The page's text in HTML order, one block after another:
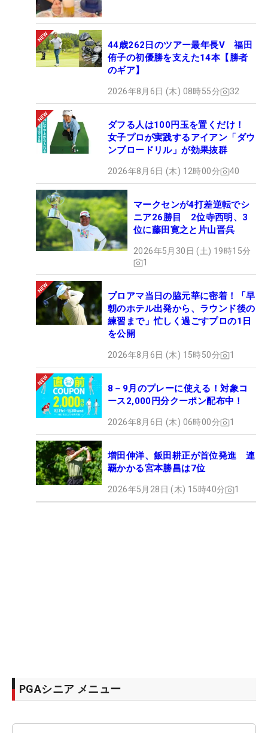
44歳262日のツアー最年長V 福田
侑子の初優勝を支えた14本【勝者
のギア】
2026年8月6日 (木) 08時55分 32
ダフる人は100円玉を置くだけ！
女子プロが実践するアイアン「ダウ
ンブロードリル」が効果抜群
2026年8月6日 (木) 12時00分 40
マークセンが4打差逆転でシ
ニア26勝目 2位寺西明、3
位に藤田寛之と片山晋呉
2026年5月30日 (土) 19時15分
1
プロアマ当日の脇元華に密着！「早
朝のホテル出発から、ラウンド後の
練習まで」忙しく過ごすプロの1日
を公開
2026年8月6日 (木) 15時50分 1
8－9月のプレーに使える！対象コ
ース2,000円分クーポン配布中！
2026年8月6日 (木) 06時00分 1
増田伸洋、飯田耕正が首位発進 連
覇かかる宮本勝昌は7位
2026年5月28日 (木) 15時40分 1
PGAシニア メニュー